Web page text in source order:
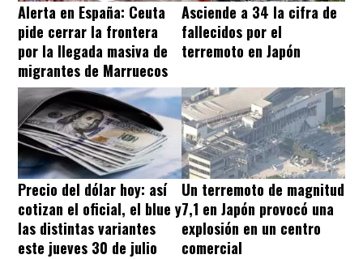
Alerta en España: Ceuta
pide cerrar la frontera
por la llegada masiva de
migrantes de Marruecos
Asciende a 34 la cifra de
fallecidos por el
terremoto en Japón
Precio del dólar hoy: así
cotizan el oficial, el blue y
las distintas variantes
este jueves 30 de julio
Un terremoto de magnitud
7,1 en Japón provocó una
explosión en un centro
comercial